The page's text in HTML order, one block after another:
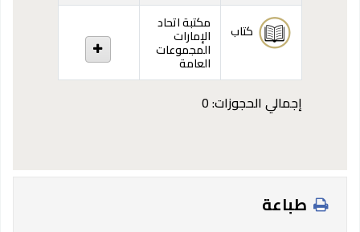
كتاب
مكتبة اتحاد
الإمارات
المجموعات
العامة
إجمالي الحجوزات: 0
طباعة